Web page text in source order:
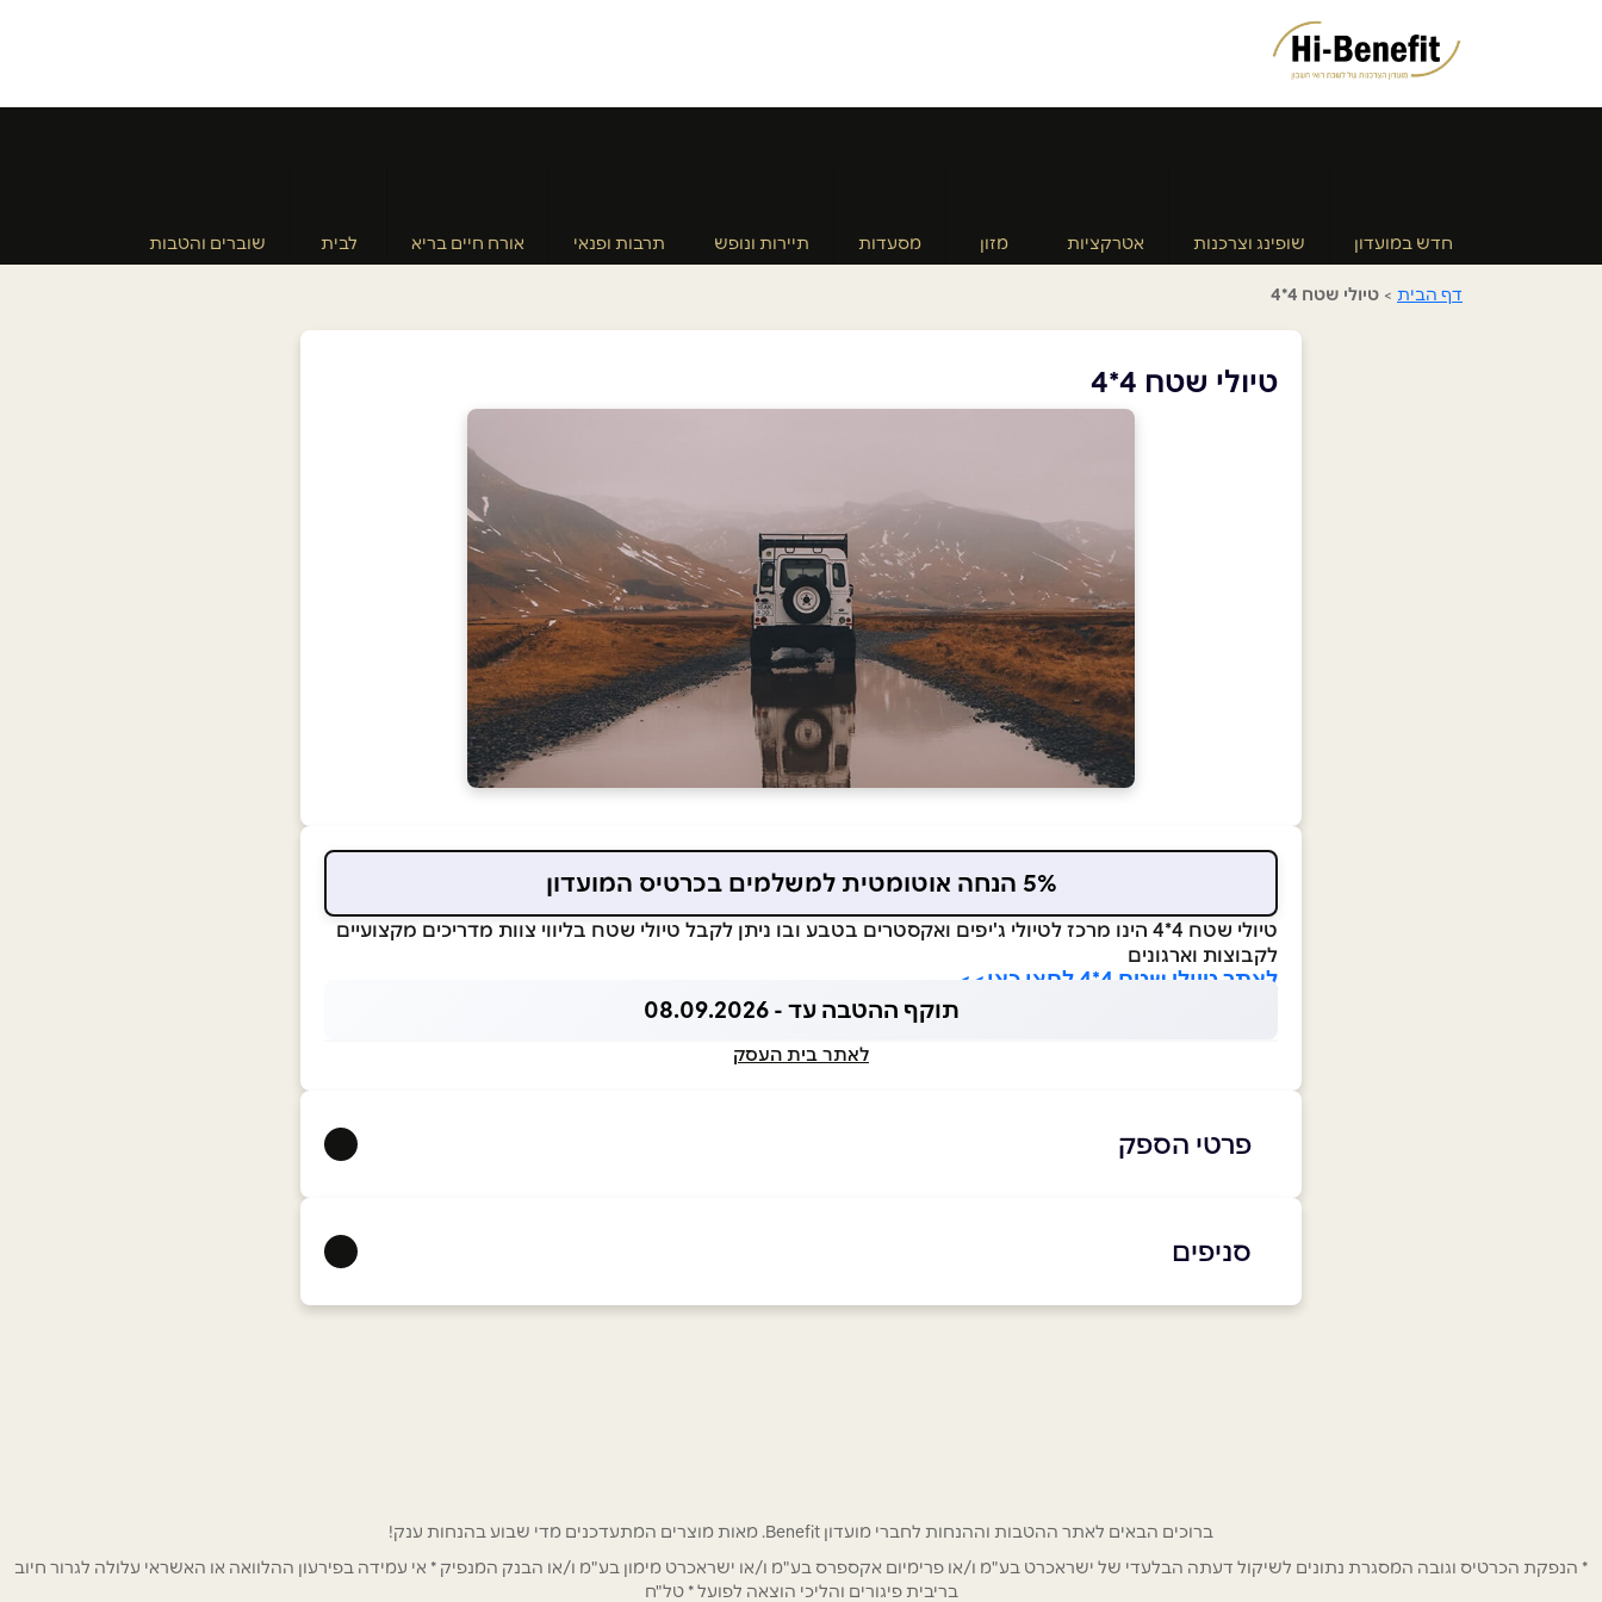
חדש במועדון שופינג וצרכנות אטרקציות מזון מסעדות תיירות ונופש תרבות ופנאי אורח חיים בריא לבית שוברים והטבות
דף הבית > טיולי שטח 4*4
טיולי שטח 4*4
5% הנחה אוטומטית למשלמים בכרטיס המועדון
טיולי שטח 4*4 הינו מרכז לטיולי ג'יפים ואקסטרים בטבע ובו ניתן לקבל טיולי שטח בליווי צוות מדריכים מקצועיים
לקבוצות וארגונים
לאתר טיולי שטח 4*4 לחצו כאן>>
תוקף ההטבה עד - 08.09.2026
לאתר בית העסק
פרטי הספק
באתר
אנא חזרו אלי בקשר ל...
סניפים
גשר הזיו
ברוכים הבאים לאתר ההטבות וההנחות לחברי מועדון Benefit. מאות מוצרים המתעדכנים מדי שבוע בהנחות ענק!
* הנפקת הכרטיס וגובה המסגרת נתונים לשיקול דעתה הבלעדי של ישראכרט בע"מ ו/או פרימיום אקספרס בע"מ ו/או ישראכרט מימון בע"מ ו/או הבנק המנפיק * אי עמידה בפירעון ההלוואה או האשראי עלולה לגרור חיוב
בריבית פיגורים והליכי הוצאה לפועל * טל"ח